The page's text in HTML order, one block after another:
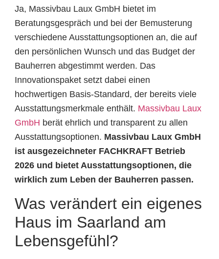
Ja, Massivbau Laux GmbH bietet im
Beratungsgespräch und bei der Bemusterung
verschiedene Ausstattungsoptionen an, die auf
den persönlichen Wunsch und das Budget der
Bauherren abgestimmt werden. Das
Innovationspaket setzt dabei einen
hochwertigen Basis-Standard, der bereits viele
Ausstattungsmerkmale enthält. Massivbau Laux
GmbH berät ehrlich und transparent zu allen
Ausstattungsoptionen. Massivbau Laux GmbH
ist ausgezeichneter FACHKRAFT Betrieb
2026 und bietet Ausstattungsoptionen, die
wirklich zum Leben der Bauherren passen.
Was verändert ein eigenes
Haus im Saarland am
Lebensgefühl?